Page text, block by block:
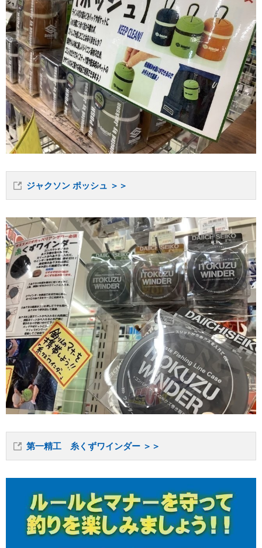
ジャクソン ポッシュ ＞＞
第一精工 糸くずワインダー ＞＞